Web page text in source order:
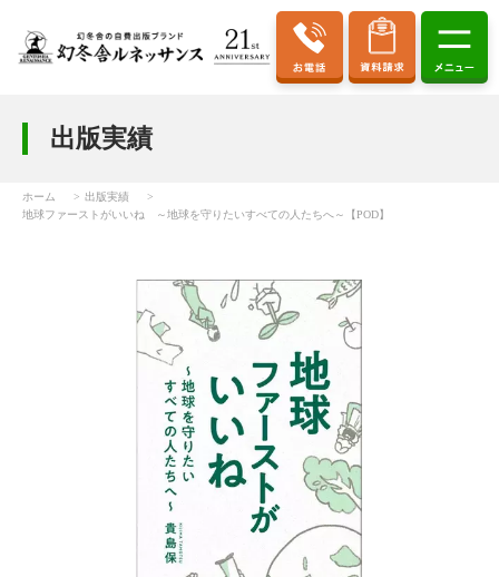
出版実績
ホーム
出版実績
地球ファーストがいいね ～地球を守りたいすべての人たちへ～【POD】